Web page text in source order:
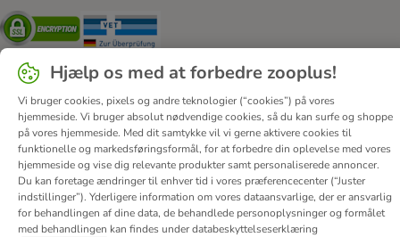
Security
Om os Job hos zooplus
Firmaoplysninger
Forordning om digitale tjenester
Generelle vilkår
Fortryd aftale
Betaling Levering
Databeskyttelse
Tilgængelighedserklæring
Corporate Website
Hjælp os med at forbedre zooplus!
Vi bruger cookies, pixels og andre teknologier (“cookies”) på vores
hjemmeside. Vi bruger absolut nødvendige cookies, så du kan surfe og shoppe
på vores hjemmeside. Med dit samtykke vil vi gerne aktivere cookies til
funktionelle og markedsføringsformål, for at forbedre din oplevelse med vores
hjemmeside og vise dig relevante produkter samt personaliserede annoncer.
Du kan foretage ændringer til enhver tid i vores præferencecenter (“Juster
indstillinger”). Yderligere information om vores dataansvarlige, der er ansvarlig
for behandlingen af ​​dine data, de behandlede personoplysninger og formålet
med behandlingen kan findes under databeskyttelseserklæring